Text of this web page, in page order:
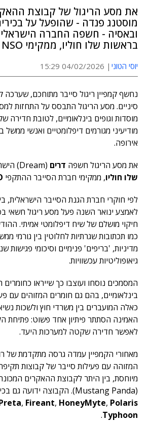
את מסע הריגול של קבוצת
מוסטנג פנדה - שהופעל על
ובאסיה - חשפה החברה
בראשות שלו חוליו, ממקימי NSO
יוסי הטוני 04/02/2026 15:29
נחשף קמפיין ריגול סייבר מתוחכם,
סיניים. מסע הריגול התבסס על התחזות
מוסדות וגופים בינלאומיים, לטובת חדירה
מודיעיני מגורמים דיפלומטיים ואנשי
אירופה.
את מסע הריגול חשפה דרים (Dream) הישראלית, בראשה עומד
שלו חוליו, ממקימי חברת הסייבר ההתקפי
לאמצע ינואר השנה פעל מסע ריגול חשאי
חיקוי מושלם של שיח דיפלומטי אמיתי.
כמו תכתובות שגרתיות לחלוטין בין גורמי
מדיניות, 'בריפים' פנימיים וסיכומי פגישות
גיאופוליטיות עכשוויות.
המסמכים נוסחו ועוצבו כך שייראו כחומרים
בינלאומיים, בהם גם חומרים המזוהים עם
כאלה המועברים בין משרדי חוץ ולשכות
האמינה הסתתר פיתיון אחד פשוט: פתיחת
לאפשר חדירה שקטה למערכות היעד.
המזוהה עם פעילות סייבר של קבוצות
מיוחסת, בין היתר לקבוצת ההאקרים
(Mustang Panda).
הקבוצה ידועה גם
, Fireant, HoneyMyte, Polaris
Typhoon
.